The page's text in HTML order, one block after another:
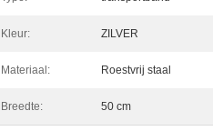
Kleur: ZILVER
Materiaal: Roestvrij staal
Breedte: 50 cm